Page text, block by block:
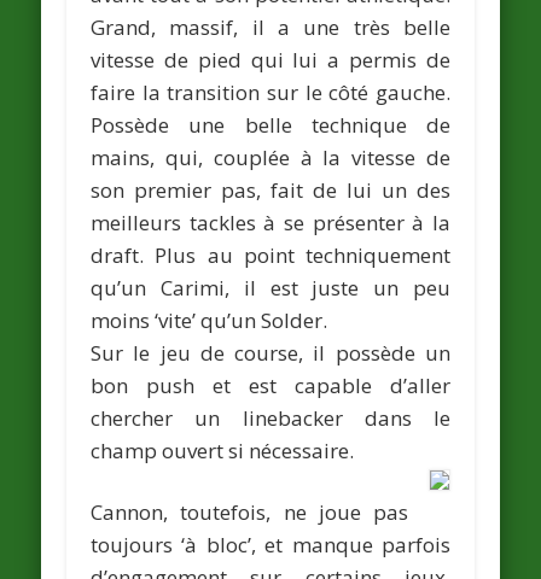
Grand, massif, il a une très belle
vitesse de pied qui lui a permis de
faire la transition sur le côté gauche.
Possède une belle technique de
mains, qui, couplée à la vitesse de
son premier pas, fait de lui un des
meilleurs tackles à se présenter à la
draft. Plus au point techniquement
qu’un Carimi, il est juste un peu
moins ‘vite’ qu’un Solder.
Sur le jeu de course, il possède un
bon push et est capable d’aller
chercher un linebacker dans le
champ ouvert si nécessaire.
Cannon, toutefois, ne joue pas
toujours ‘à bloc’, et manque parfois